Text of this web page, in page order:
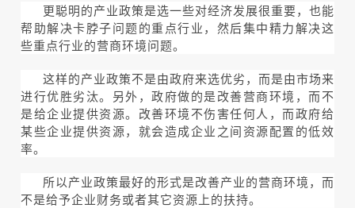
更聪明的产业政策是选一些对经济发展很重要，也能
帮助解决卡脖子问题的重点行业，然后集中精力解决这
些重点行业的营商环境问题。
这样的产业政策不是由政府来选优劣，而是由市场来
进行优胜劣汰。另外，政府做的是改善营商环境，而不
是给企业提供资源。改善环境不伤害任何人，而政府给
某些企业提供资源，就会造成企业之间资源配置的低效
率。
所以产业政策最好的形式是改善产业的营商环境，而
不是给予企业财务或者其它资源上的扶持。